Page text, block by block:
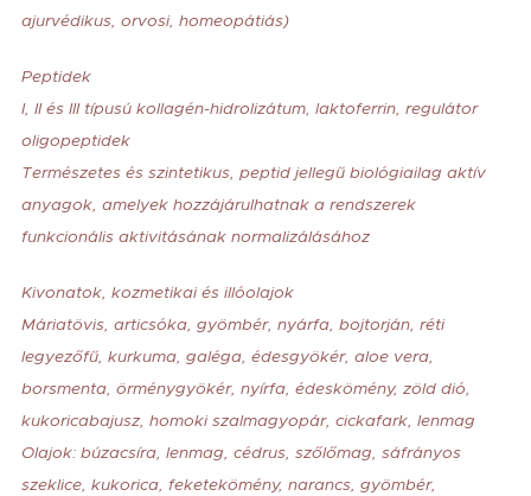
ajurvédikus, orvosi, homeopátiás)
Peptidek
I, II és III típusú kollagén-hidrolizátum, laktoferrin, regulátor
oligopeptidek
Természetes és szintetikus, peptid jellegű biológiailag aktív
anyagok, amelyek hozzájárulhatnak a rendszerek
funkcionális aktivitásának normalizálásához
Kivonatok, kozmetikai és illóolajok
Máriatövis, articsóka, gyömbér, nyárfa, bojtorján, réti
legyezőfű, kurkuma, galéga, édesgyökér, aloe vera,
borsmenta, örménygyökér, nyírfa, édeskömény, zöld dió,
kukoricabajusz, homoki szalmagyopár, cickafark, lenmag
Olajok: búzacsíra, lenmag, cédrus, szőlőmag, sáfrányos
szeklice, kukorica, feketekömény, narancs, gyömbér,